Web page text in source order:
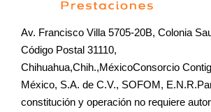
Av. Francisco Villa 5705-20B, Colonia
Código Postal 31110,
Chihuahua,Chih.,MéxicoConsorcio
México, S.A. de C.V., SOFOM,
constitución y operación no requiere